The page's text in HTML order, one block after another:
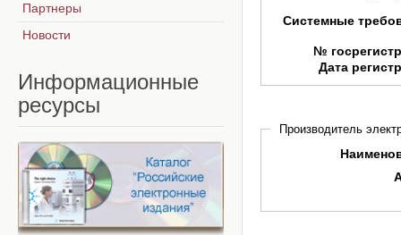
Системные
№
Дата
Производитель
Партнеры
Новости
Информационные
ресурсы